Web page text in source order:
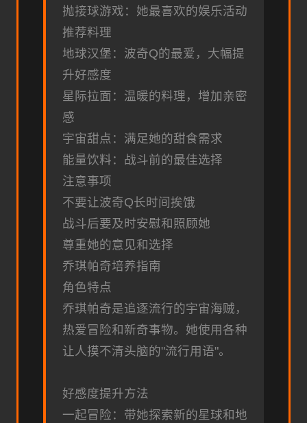
抛接球游戏：她最喜欢的娱乐活动
推荐料理
地球汉堡：波奇Q的最爱，大幅提
升好感度
星际拉面：温暖的料理，增加亲密
感
宇宙甜点：满足她的甜食需求
能量饮料：战斗前的最佳选择
注意事项
不要让波奇Q长时间挨饿
战斗后要及时安慰和照顾她
尊重她的意见和选择
乔琪帕奇培养指南
角色特点
乔琪帕奇是追逐流行的宇宙海贼，
热爱冒险和新奇事物。她使用各种
让人摸不清头脑的"流行用语"。
好感度提升方法
一起冒险：带她探索新的星球和地